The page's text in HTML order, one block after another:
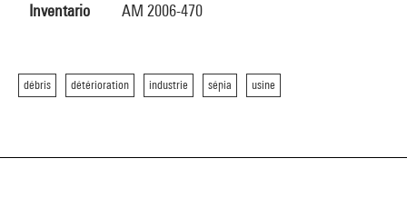
Inventario AM 2006-470
débris détérioration industrie sépia usine